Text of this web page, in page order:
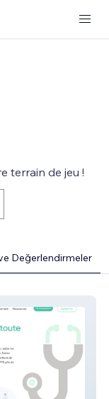
terrain de jeu !
Değerlendirmeler